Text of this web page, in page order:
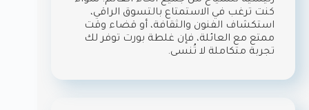
كنت ترغب في الاستمتاع بالتسوق الراقي،
استكشاف الفنون والثقافة، أو قضاء وقت
ممتع مع العائلة، فإن غلطة بورت توفر لك
تجربة متكاملة لا تُنسى.